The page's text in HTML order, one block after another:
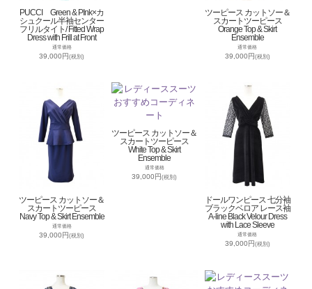
PUCCI Green & PInk×カ
シュクール半袖センター
フリルタイト/ Fitted Wrap
Dress with Frill at Front
通常価格
39,000円(税別)
ツーピース カットソー＆
スカートツーピース
Orange Top & Skirt
Ensemble
通常価格
39,000円(税別)
ツーピース カットソー＆
スカートツーピース
Navy Top & Skirt Ensemble
通常価格
39,000円(税別)
ツーピース カットソー＆
スカートツーピース
White Top & Skirt
Ensemble
通常価格
39,000円(税別)
ドールワンピース 七分袖
ブラックベロア レース袖
A-line Black Velour Dress
with Lace Sleeve
通常価格
39,000円(税別)